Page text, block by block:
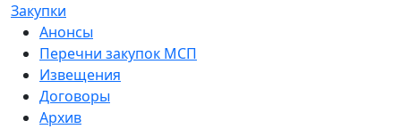
Закупки
Анонсы
Перечни закупок МСП
Извещения
Договоры
Архив